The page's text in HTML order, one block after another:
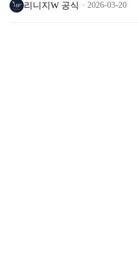
리니지W 공식 2026-03-20